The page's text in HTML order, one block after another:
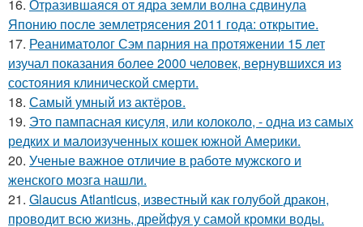
16. Отразившаяся от ядра земли волна сдвинула
Японию после землетрясения 2011 года: открытие.
17. Реаниматолог Сэм парния на протяжении 15 лет
изучал показания более 2000 человек, вернувшихся из
состояния клинической смерти.
18. Самый умный из актёров.
19. Это пампасная кисуля, или колоколо, - одна из самых
редких и малоизученных кошек южной Америки.
20. Ученые важное отличие в работе мужского и
женского мозга нашли.
21. Glaucus Atlanticus, известный как голубой дракон,
проводит всю жизнь, дрейфуя у самой кромки воды.